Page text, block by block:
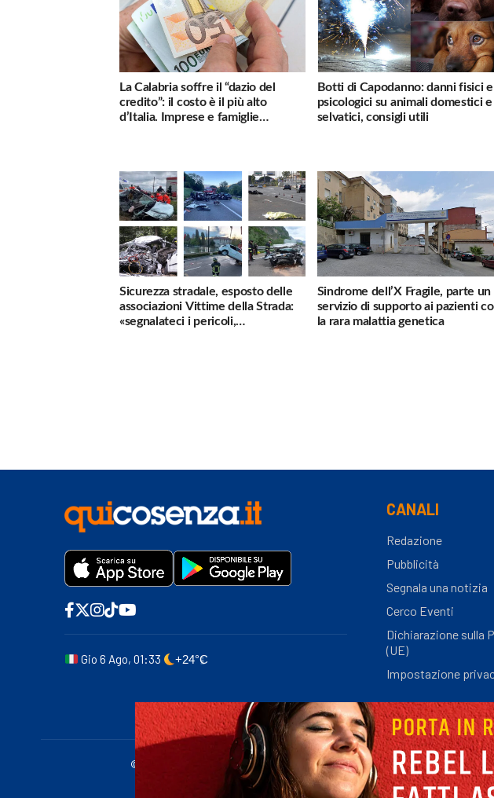
La Calabria soffre il “dazio del
credito”: il costo è il più alto
d’Italia. Imprese e famiglie
Botti di Capodanno: danni fisici e
psicologici su animali domestici e
selvatici, consigli utili
Sicurezza stradale, esposto delle
associazioni Vittime della Strada:
«segnalateci i pericoli,
Sindrome dell’X Fragile, parte un
servizio di supporto ai pazienti
la rara malattia genetica
Gio 6 Ago, 01:33 +24°C
CANALI
Redazione
Pubblicità
Segnala una notizia
Cerco Eventi
Dichiarazione sulla
(UE)
Impostazione
© 2011-2025 quicosenza.it - Tribunale di Cosenza Registro Stampa n.9/